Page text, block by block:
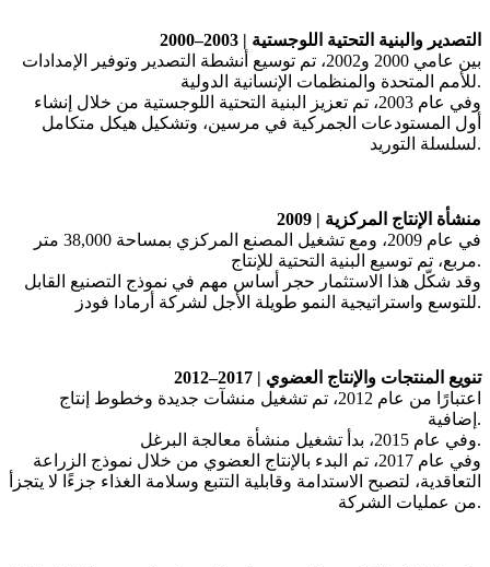
2000–2003 | التصدير والبنية التحتية اللوجستية
بين عامي و2002، تم توسيع أنشطة التصدير وتوفير
الإمدادات
للأمم
المتحدة والمنظمات الإنسانية الدولية
.
وفي عام ، تم تعزيز البنية التحتية اللوجستية من خلال إنشاء
أول المستودعات الجمركية في مرسين، وتشكيل هيكل متكامل
لسلسلة التوريد .
2009 | منشأة الإنتاج المركزية
في عام ، ومع تشغيل المصنع المركزي بمساحة
متر
مربع، تم توسيع البنية التحتية للإنتاج
.
وقد شكّل هذا الاستثمار حجر أساس مهم في نموذج التصنيع القابل
للتوسع واستراتيجية النمو طويلة الأجل لشركة أرمادا فودز .
2012–2017 | تنويع المنتجات والإنتاج العضوي
اعتبارًا
من عام ، تم تشغيل منشآت جديدة وخطوط إنتاج
إضافية .
وفي عام ، بدأ تشغيل منشأة معالجة البرغل
.
وفي عام ، تم البدء بالإنتاج العضوي من خلال نموذج الزراعة
التعاقدية، لتصبح الاستدامة وقابلية التتبع وسلامة الغذاء جزءًا لا يتجزأ
من عمليات الشركة .